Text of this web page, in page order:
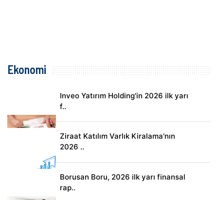
Ekonomi
Inveo Yatırım Holding'in 2026 ilk yarı
f..
Ziraat Katılım Varlık Kiralama'nın
2026 ..
Borusan Boru, 2026 ilk yarı finansal
rap..